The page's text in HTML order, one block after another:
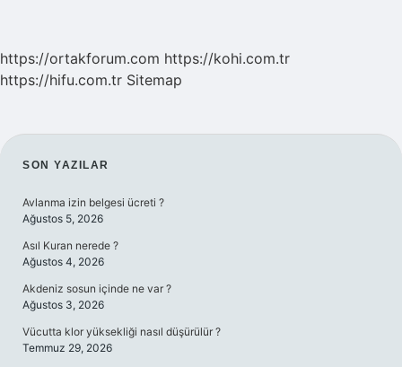
https://ortakforum.com https://kohi.com.tr
https://hifu.com.tr Sitemap
SIDEBAR
SON YAZILAR
Avlanma izin belgesi ücreti ?
Ağustos 5, 2026
Asıl Kuran nerede ?
Ağustos 4, 2026
Akdeniz sosun içinde ne var ?
Ağustos 3, 2026
Vücutta klor yüksekliği nasıl düşürülür ?
Temmuz 29, 2026